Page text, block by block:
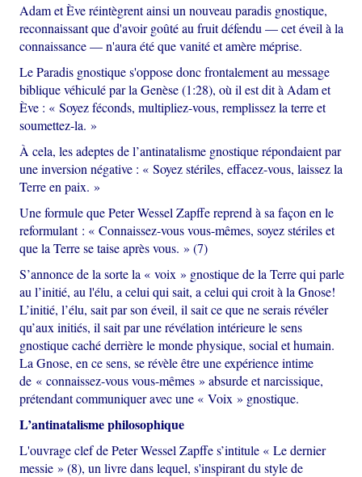
Adam et Ève réintègrent ainsi un nouveau paradis gnostique,
reconnaissant que d'avoir goûté au fruit défendu — cet éveil à la
connaissance — n'aura été que vanité et amère méprise.
Le Paradis gnostique s'oppose donc frontalement au message
biblique véhiculé par la Genèse (1:28), où il est dit à Adam et
Ève : « Soyez féconds, multipliez-vous, remplissez la terre et
soumettez-la. »
À cela, les adeptes de l’antinatalisme gnostique répondaient par
une inversion négative : « Soyez stériles, effacez-vous, laissez la
Terre en paix. »
Une formule que Peter Wessel Zapffe reprend à sa façon en le
reformulant : « Connaissez-vous vous-mêmes, soyez stériles et
que la Terre se taise après vous. » (7)
S’annonce de la sorte la « voix » gnostique de la Terre qui parle
au l’initié, au l'élu, a celui qui sait, a celui qui croit à la Gnose!
L’initié, l’élu, sait par son éveil, il sait ce que ne serais révéler
qu’aux initiés, il sait par une révélation intérieure le sens
gnostique caché derrière le monde physique, social et humain.
La Gnose, en ce sens, se révèle être une expérience intime
de « connaissez-vous vous-mêmes » absurde et narcissique,
prétendant communiquer avec une « Voix » gnostique.
L’antinatalisme philosophique
L'ouvrage clef de Peter Wessel Zapffe s’intitule « Le dernier
messie » (8), un livre dans lequel, s'inspirant du style de